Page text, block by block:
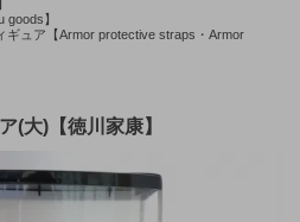
】
ギュア【Armor protective straps・Armor
(大)【徳川家康】